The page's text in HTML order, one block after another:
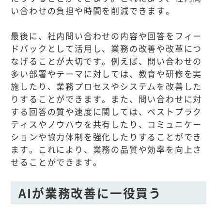
い合わせの負担や時間を削減できます。
最後に、社内問い合わせの内容や回答をフィー
ドバックとして活用し、業務の改善や改革につ
なげることが大切です。例えば、問い合わせの
多い部署やテーマに対しては、教育や研修を実
施したり、業務プロセスやシステムを改善した
りすることができます。また、問い合わせに対
する回答の質や速度に関しては、ベストプラク
ティスやノウハウを共有したり、コミュニケー
ションや協力体制を強化したりすることができ
ます。これにより、業務の品質や効率を向上さ
せることができます。
AIが業務改善に一役買う